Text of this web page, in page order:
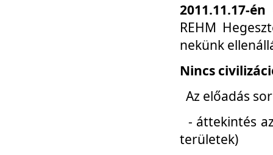
2011.11.17-
REHM
nekünk
Nincs
Az előadás
- áttekintés
területek)